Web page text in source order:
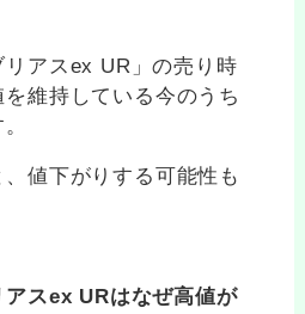
リアスex UR」の売り時
維持している今のうち
値下がりする可能性も
アスex URはなぜ高値が